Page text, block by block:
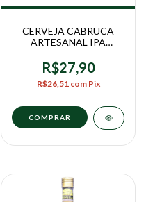
CERVEJA CABRUCA
ARTESANAL IPA
RAPADURA 473ML -
NATUCOA
R$27,90
R$26,51 com Pix